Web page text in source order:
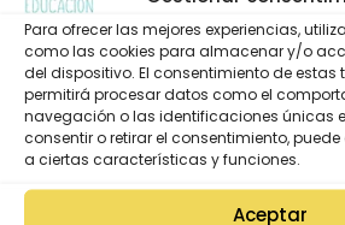
Para ofrecer las mejores experiencias,
como las cookies para almacenar y/o
del dispositivo. El consentimiento de
permitirá procesar datos como el
navegación o las identificaciones únicas
consentir o retirar el consentimiento,
a ciertas características y funciones.
Aceptar